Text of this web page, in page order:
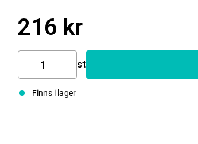
216 kr
st
Finns i lager